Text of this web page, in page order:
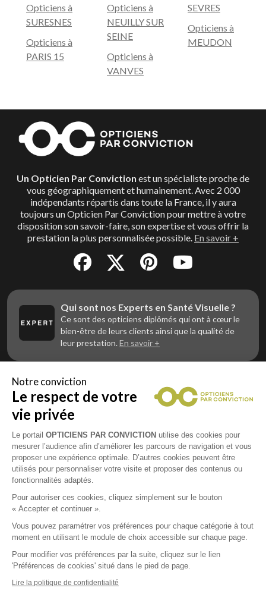
Opticiens à
SURESNES
Opticiens à
PARIS 15
Opticiens à
NEUILLY SUR
SEINE
Opticiens à
VANVES
SEVRES
Opticiens à
MEUDON
Un Opticien Par Conviction est un spécialiste proche de
vous géographiquement et humainement. Avec 2 000
indépendants répartis dans toute la France, il y aura
toujours un Opticien Par Conviction pour mettre à votre
disposition son savoir-faire, son expertise et vous offrir la
prestation la plus personnalisée possible. En savoir +
Qui sont nos Experts en Santé Visuelle ?
Ce sont des opticiens diplômés qui ont à cœur le
bien-être de leurs clients ainsi que la qualité de
leur prestation. En savoir +
Vous êtes un professionnel de la vue et
vous souhaitez nous rejoindre ?
Contactez Alliance Optic, la centrale d’achats et
d’accompagnement des opticiens indépendants
Contacts
Notre conviction
Le respect de votre
vie privée
Le portail OPTICIENS PAR CONVICTION utilise des cookies pour
mesurer l’audience afin d’améliorer les parcours de navigation et vous
proposer une expérience optimale. D’autres cookies peuvent être
utilisés pour personnaliser votre visite et proposer des contenus ou
fonctionnalités adaptés.
Pour autoriser ces cookies, cliquez simplement sur le bouton
« Accepter et continuer ».
Vous pouvez paramétrer vos préférences pour chaque catégorie à tout
moment en utilisant le module de choix accessible sur chaque page.
Pour modifier vos préférences par la suite, cliquez sur le lien
'Préférences de cookies' situé dans le pied de page.
Lire la politique de confidentialité